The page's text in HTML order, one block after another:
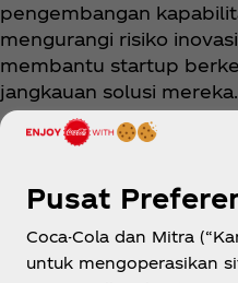
pengembangan
mengurangi risiko
membantu startup
jangkauan solusi mereka.
Pusat
Coca-Cola dan Mitra
untuk mengoperasikan